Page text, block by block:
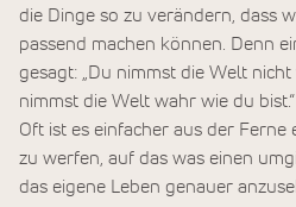
die Dinge so zu verändern, dass
passend machen können. Denn
gesagt: „Du nimmst die Welt
nimmst die Welt wahr wie du bist.“
Oft ist es einfacher aus der Ferne
zu werfen, auf das was einen
das eigene Leben genauer